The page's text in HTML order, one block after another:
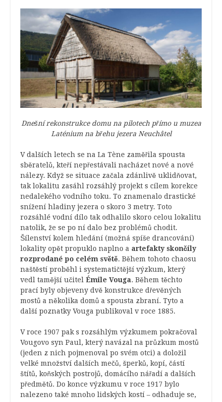
Dnešní rekonstrukce domu na pilotech přímo u muzea
Laténium na břehu jezera Neuchâtel
V dalších letech se na La Tène zaměřila spousta
sběratelů, kteří nepřestávali nacházet nové a nové
nálezy. Když se situace začala zdánlivě uklidňovat,
tak lokalitu zasáhl rozsáhlý projekt s cílem korekce
nedalekého vodního toku. To znamenalo drastické
snížení hladiny jezera o skoro 3 metry. Toto
rozsáhlé vodní dílo tak odhalilo skoro celou lokalitu
natolik, že se po ní dalo bez problémů chodit.
Šílenství kolem hledání (možná spíše drancování)
lokality opět propuklo naplno a artefakty skončily
rozprodané po celém světě. Během tohoto chaosu
naštěstí proběhl i systematičtější výzkum, který
vedl tamější učitel Émile Vouga. Během těchto
prací byly objeveny dvě konstrukce dřevěných
mostů a několika domů a spousta zbraní. Tyto a
další poznatky Vouga publikoval v roce 1885.
V roce 1907 pak s rozsáhlým výzkumem pokračoval
Vougovo syn Paul, který navázal na průzkum mostů
(jeden z nich pojmenoval po svém otci) a doložil
velké množství dalších mečů, šperků, kopí, částí
štítů, koňských postrojů, domácího nářadí a dalších
předmětů. Do konce výzkumu v roce 1917 bylo
nalezeno také mnoho lidských kostí – odhaduje se,